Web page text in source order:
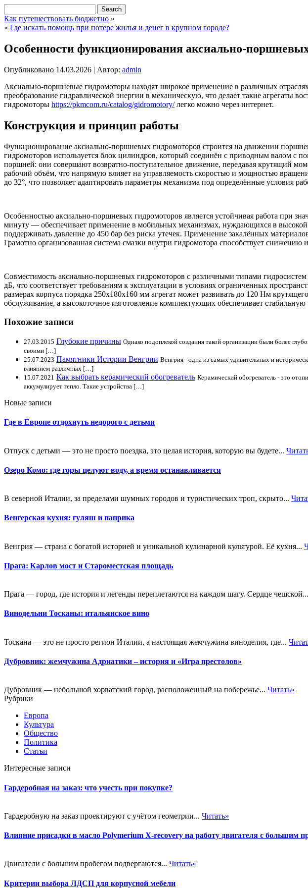
Как путешествовать бюджетно »
« Где искать помощь при потере жилья и денег в крупном городе?
Особенности функционирования аксиально-
Опубликовано 14.03.2026 | Автор: admin
Аксиально-поршневые гидромоторы находят широкое применение в различных
преобразование гидравлической энергии в механическую, что делает такие агрегаты
гидромоторы https://pkmcom.ru/catalog/gidromotory/легко можно через интернет.
Конструкция и принцип работы
Функционирование аксиально-поршневых гидромоторов строится на движении
гидромоторов используется блок цилиндров, который соединён с приводным валом с
поршней: они совершают возвратно-поступательное движение, передавая крутящий
рабочий объём, что напрямую влияет на управляемость скоростью и мощностью
до 32°, что позволяет адаптировать параметры механизма под определённые условия
Особенностью аксиально-поршневых гидромоторов является устойчивая работа при
минуту — обеспечивает применение в мобильных механизмах, нуждающихся в
поддерживать давление до 450 бар без риска утечек. Применение закалённых
Грамотно организованная система смазки внутри гидромотора способствует
Совместимость аксиально-поршневых гидромоторов с различными типами
дБ, что соответствует требованиям к эксплуатации в условиях ограниченных
размерах корпуса порядка 250x180x160 мм агрегат может развивать до 120 Нм
обслуживание, а высокоточное изготовление комплектующих обеспечивает
Похожие записи
27.03.2015 Глубокие причины Однако подоплекой создания такой организации были более
своими […]
25.07.2023 Памятники Истории Венгрии Венгрия - одна из самых удивительных и
влиянием различных […]
15.07.2021 Как выбрать керамический обогреватель Керамический обогреватель - это
аккумулирует тепло. Такие устройства […]
Новые записи
Где в Европе отдохнуть недорого с детьми
Отпуск с детьми — это не просто поездка, это целая история, которую вы будете...
Озеро Комо: где горы целуют воду, а время останавливается
В северной Италии, за пределами шумных городов и туристических троп, скрыто...
Венгерская кухня: гуляш и паприка
Венгрия — страна с богатой историей и уникальной кулинарной культурой. Её кухня...
Прага: Карлов мост и Староместская площадь
Прага — город, где история и легенды переплетаются на каждом шагу. Сердце чешской...
Винодельни Тосканы: итальянское вино
Тоскана — это не просто регион Италии, а настоящая жемчужина виноделия, где...
Дубровник: жемчужина Адриатики – история и «Игра престолов»
Дубровник — небольшой хорватский город, расположенный на побережье... Читать»
Рубрики
Европа
Культура
Общество
Политика
Статьи
Интересные записи
Гардеробная на заказ: что учесть при покупке?
Гардеробную на заказ проектируют с учётом геометрии... Читать»
Влияние присадки в масло Polymerium X-recovery на работу двигателя с большим
Двигатели с большим пробегом подвергаются... Читать»
Критерии выбора ЛДСП для корпусной мебели